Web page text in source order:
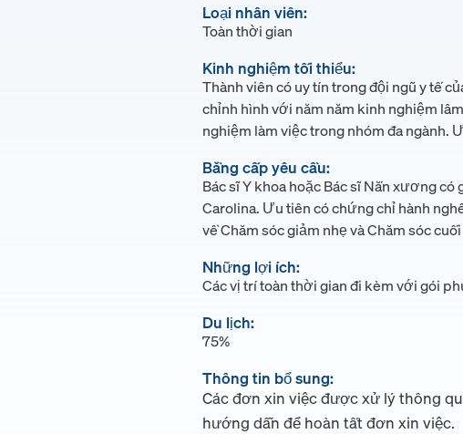
Loại nhân viên:
Toàn thời gian
Kinh nghiệm tối thiểu:
Thành viên có uy tín trong đội ngũ y tế
chỉnh hình với năm năm kinh nghiệm
nghiệm làm việc trong nhóm đa ngành.
Bằng cấp yêu cầu:
Bác sĩ Y khoa hoặc Bác sĩ Nắn xương
Carolina. Ưu tiên có chứng chỉ hành
về Chăm sóc giảm nhẹ và Chăm sóc
Những lợi ích:
Các vị trí toàn thời gian đi kèm với gói
Du lịch:
75%
Thông tin bổ sung:
Các đơn xin việc được xử lý thông
hướng dẫn để hoàn tất đơn xin việc.